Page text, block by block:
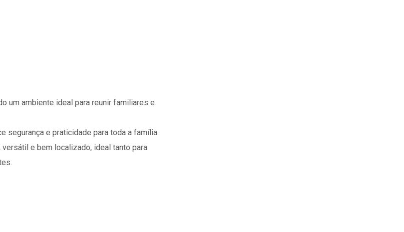
um ambiente ideal para reunir familiares e
segurança e praticidade para toda a família.
e bem localizado, ideal tanto para